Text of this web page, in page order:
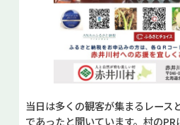
当日は多くの観客が集まるレース
であったと聞いています。村の